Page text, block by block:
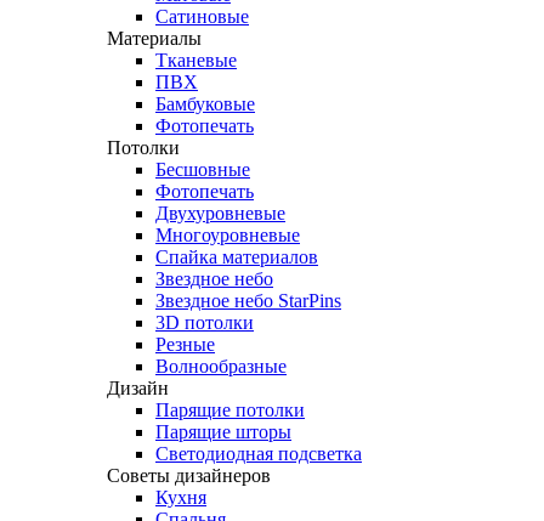
Сатиновые
Материалы
Тканевые
ПВХ
Бамбуковые
Фотопечать
Потолки
Бесшовные
Фотопечать
Двухуровневые
Многоуровневые
Спайка материалов
Звездное небо
Звездное небо StarPins
3D потолки
Резные
Волнообразные
Дизайн
Парящие потолки
Парящие шторы
Светодиодная подсветка
Советы дизайнеров
Кухня